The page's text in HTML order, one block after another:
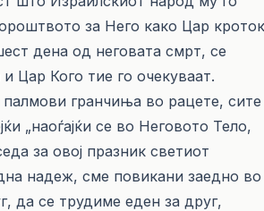
за Него како Цар кроток
дена од неговата смрт, се
Цар Кого тие го очекуваат.
гранчиња во рацете, сите
„наоѓајќи се во Неговото Тело,
за овој празник светиот
надеж, сме повикани заедно во
да се трудиме еден за друг,